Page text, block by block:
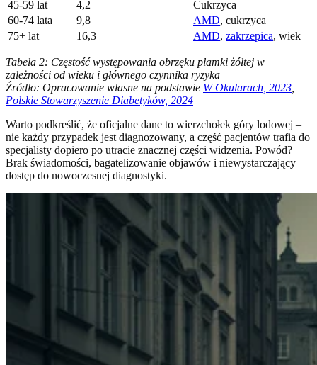
45-59 lat 4,2
Cukrzyca
60-74 lata
9,8 AMD, cukrzyca
75+ lat
16,3 AMD, zakrzepica, wiek
Tabela 2: Częstość występowania obrzęku plamki żółtej w
zależności od wieku i głównego czynnika ryzyka
Źródło: Opracowanie własne na podstawie W Okularach, 2023
Polskie Stowarzyszenie Diabetyków, 2024
Warto podkreślić, że oficjalne dane to wierzchołek góry lodowej –
nie każdy przypadek jest diagnozowany, a część pacjentów trafia do
specjalisty dopiero po utracie znacznej części widzenia. Powód?
Brak świadomości, bagatelizowanie objawów i niewystarczający
dostęp do nowoczesnej diagnostyki.